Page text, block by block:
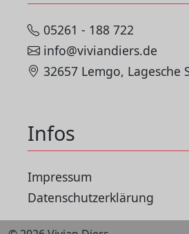
05261 - 188 722
info@viviandiers.de
32657 Lemgo, Lagesche
Infos
Impressum
Datenschutzerklärung